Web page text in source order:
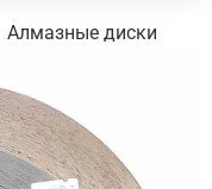
Алмазные диски